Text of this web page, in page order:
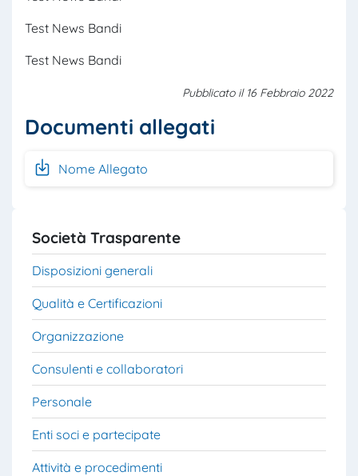
Test News Bandi
Test News Bandi
Pubblicato il 16 Febbraio 2022
Documenti allegati
Nome Allegato
Società Trasparente
Disposizioni generali
Qualità e Certificazioni
Organizzazione
Consulenti e collaboratori
Personale
Enti soci e partecipate
Attività e procedimenti